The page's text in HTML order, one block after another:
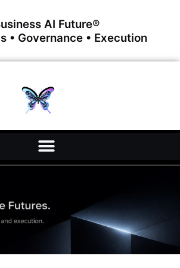
AI Future®
• Governance • Execution